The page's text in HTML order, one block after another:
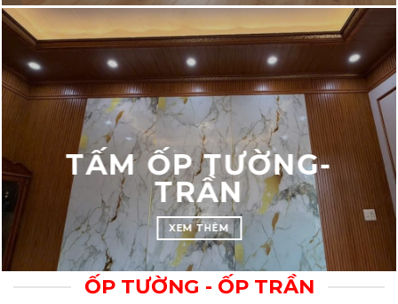
SÀN NHỰA
XEM THÊM
TẤM ỐP TƯỜNG-
TRẦN